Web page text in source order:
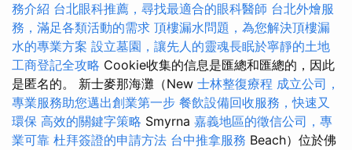
務介紹 台北眼科推薦，尋找最適合的眼科醫師 台北外燴服
務，滿足各類活動的需求 頂樓漏水問題，為您解決頂樓漏
水的專業方案 設立墓園，讓先人的靈魂長眠於寧靜的土地
工商登記全攻略 Cookie收集的信息是匯總和匯總的，因此
是匿名的。 新士麥那海灘（New 士林整復療程 成立公司，
專業服務助您邁出創業第一步 餐飲設備回收服務，快速又
環保 高效的關鍵字策略 Smyrna 嘉義地區的徵信公司，專
業可靠 杜拜簽證的申請方法 台中推拿服務 Beach）位於佛